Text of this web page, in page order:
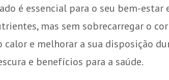
é essencial para o seu bem-
mas sem sobrecarregar o
e melhorar a sua disposição
e benefícios para a saúde.